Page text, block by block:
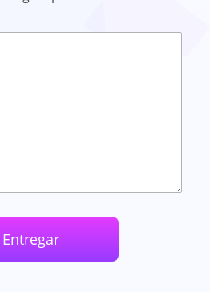
Entregar